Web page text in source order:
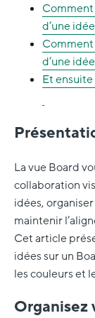
Comment
d’une idée
Comment
d’une idée
Et ensuite
La vue Board
collaboration
idées,
maintenir
Cet article
idées sur un
les couleurs et
Organisez